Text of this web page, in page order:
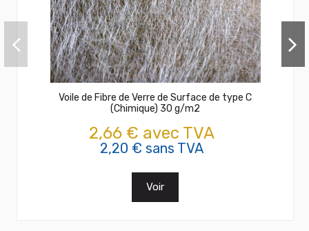
Voile de Fibre de Verre de Surface de type C
(Chimique) 30 g/m2
2,66 € avec TVA
2,20 € sans TVA
Voir